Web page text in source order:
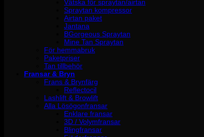
Vätska för spraytan/airtan
Spraytan kompressor
Airtan paket
Jantana
BGorgeous Spraytan
Mine Tan Spraytan
För hemmabruk
Paketpriser
Tan tillbehör
Fransar & Bryn
Frans & Brynfärg
Reflectocil
Lashlift & Browlift
Alla Lösögonfransar
Enklare fransar
3D / Volymfransar
Blingfransar